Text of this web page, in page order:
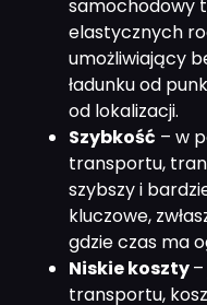
samochodowy
elastycznych
umożliwiający
ładunku od
od lokalizacji.
Szybkość – w
transportu,
szybszy i
kluczowe,
gdzie czas ma
Niskie koszty
transportu,